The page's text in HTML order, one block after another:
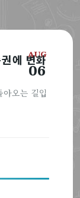
AUG
06
에 변화
오는 길입